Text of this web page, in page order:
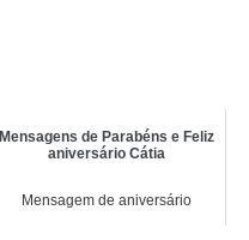
Mensagens de Parabéns e Feliz
aniversário Cátia
Mensagem de aniversário